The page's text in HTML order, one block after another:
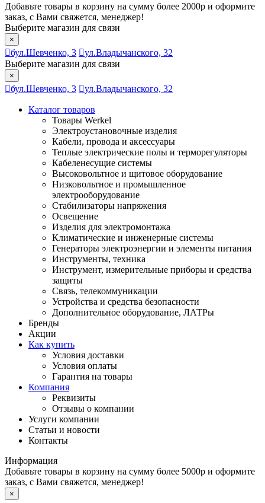
Добавьте товары в корзину на сумму более 2000р и оформите
заказ, с Вами свяжется, менеджер!
Выберите магазин для связи
×
бул.Шевченко, 3
ул.Владычанского, 32
Выберите магазин для связи
×
бул.Шевченко, 3 ул.Владычанского, 32
Каталог товаров
Товары Werkel
Электроустановочные изделия
Кабели, провода и аксессуары
Теплые электрические полы и терморегуляторы
Кабеленесущие системы
Высоковольтное и щитовое оборудование
Низковольтное и промышленное
электрооборудование
Стабилизаторы напряжения
Освещение
Изделия для электромонтажа
Климатические и инженерные системы
Генераторы электроэнергии и элементы питания
Инструменты, техника
Инструмент, измерительные приборы и средства
защиты
Связь, телекоммуникации
Устройства и средства безопасности
Дополнительное оборудование, ЛАТРы
Бренды
Акции
Как купить
Условия доставки
Условия оплаты
Гарантия на товары
Компания
Реквизиты
Отзывы о компании
Услуги компании
Статьи и новости
Контакты
Информация
Добавьте товары в корзину на сумму более 5000р и оформите
заказ, с Вами свяжется, менеджер!
×